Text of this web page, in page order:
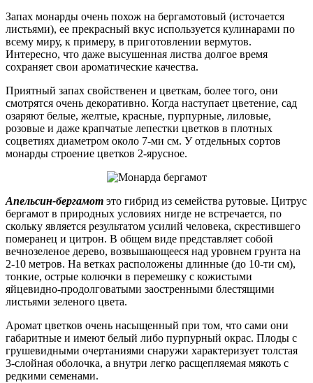
Запах монарды очень похож на бергамотовый (источается
листьями), ее прекрасный вкус используется кулинарами по
всему миру, к примеру, в приготовлении вермутов.
Интересно, что даже высушенная листва долгое время
сохраняет свои ароматические качества.
Приятный запах свойственен и цветкам, более того, они
смотрятся очень декоративно. Когда наступает цветение, сад
озаряют белые, желтые, красные, пурпурные, лиловые,
розовые и даже крапчатые лепестки цветков в плотных
соцветиях диаметром около 7-ми см. У отдельных сортов
монарды строение цветков 2-ярусное.
Апельсин-бергамот это гибрид из семейства рутовые. Цитрус
бергамот в природных условиях нигде не встречается, по
скольку является результатом усилий человека, скрестившего
померанец и цитрон. В общем виде представляет собой
вечнозеленое дерево, возвышающееся над уровнем грунта на
2-10 метров. На ветках расположены длинные (до 10-ти см),
тонкие, острые колючки в перемешку с кожистыми
яйцевидно-продолговатыми заостренными блестящими
листьями зеленого цвета.
Аромат цветков очень насыщенный при том, что сами они
габаритные и имеют белый либо пурпурный окрас. Плоды с
грушевидными очертаниями снаружи характеризует толстая
3-слойная оболочка, а внутри легко расщепляемая мякоть с
редкими семенами.